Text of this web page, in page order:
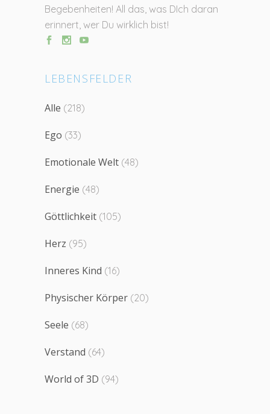
Begebenheiten! All das, was DIch daran
erinnert, wer Du wirklich bist!
LEBENSFELDER
Alle (218)
Ego (33)
Emotionale Welt (48)
Energie (48)
Göttlichkeit (105)
Herz (95)
Inneres Kind (16)
Physischer Körper (20)
Seele (68)
Verstand (64)
World of 3D (94)